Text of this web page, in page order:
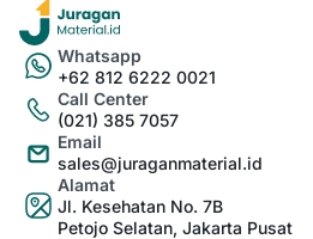
Whatsapp
+62 812 6222 0021
Call Center
(021) 385 7057
Email
sales@juraganmaterial.id
Alamat
Jl. Kesehatan No. 7B
Petojo Selatan, Jakarta Pusat